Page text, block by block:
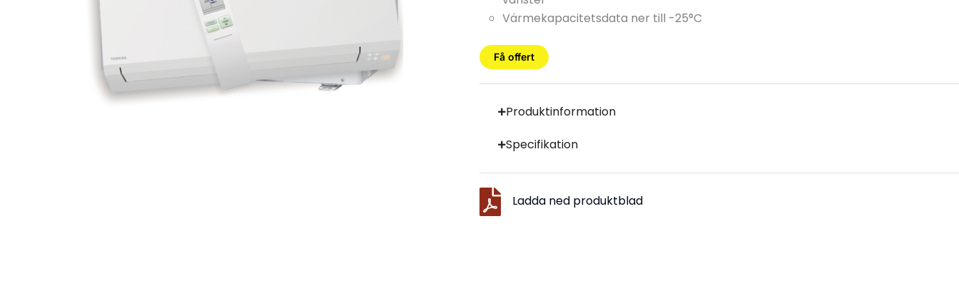
Värmekapacitetsdata ner till -25°C
Få offert
Produktinformation
Specifikation
Ladda ned produktblad